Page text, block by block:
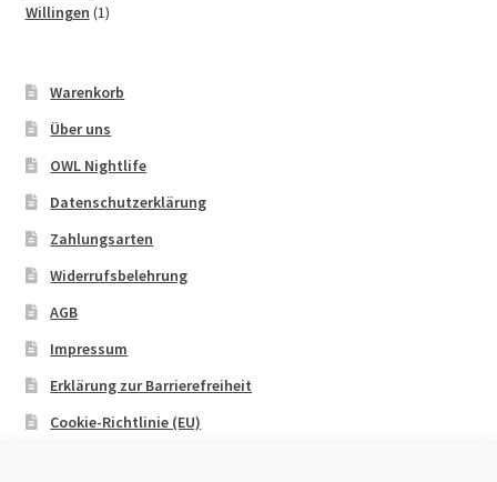
Willingen 11
Warenkorb
Über uns
OWL Nightlife
Datenschutzerklärung
Zahlungsarten
Widerrufsbelehrung
AGB
Impressum
Erklärung zur Barrierefreiheit
Cookie-Richtlinie (EU)